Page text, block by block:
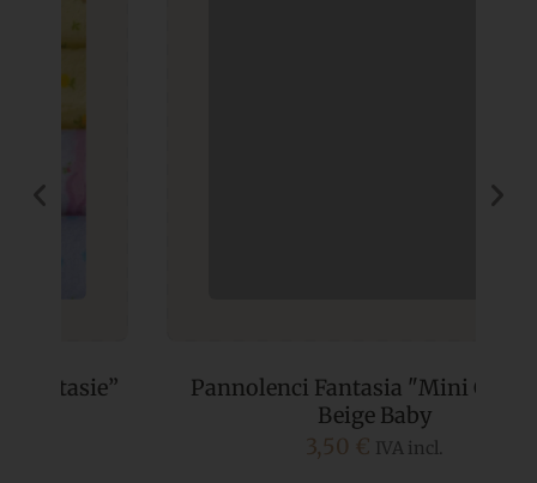
Pannolenci Fantasia "Mini Cuori" -
Beige Baby
IVA incl.